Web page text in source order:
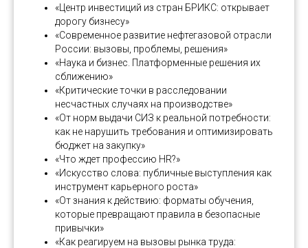
«Центр инвестиций из стран БРИКС: открывает
дорогу бизнесу»
«Современное развитие нефтегазовой отрасли
России: вызовы, проблемы, решения»
«Наука и бизнес. Платформенные решения их
сближению»
«Критические точки в расследовании
несчастных случаях на производстве»
«От норм выдачи СИЗ к реальной потребности:
как не нарушить требования и оптимизировать
бюджет на закупку»
«Что ждет профессию HR?»
«Искусство слова: публичные выступления как
инструмент карьерного роста»
«От знания к действию: форматы обучения,
которые превращают правила в безопасные
привычки»
«Как реагируем на вызовы рынка труда: